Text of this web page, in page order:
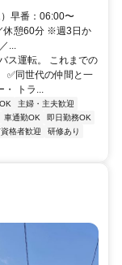
早番：06:00〜
休憩60分 ※週3日か
...
ス運転。 これまでの
✅同世代の仲間と一
・ トラ...
主婦・主夫歓迎
車通勤OK
即日勤務OK
格者歓迎
研修あり